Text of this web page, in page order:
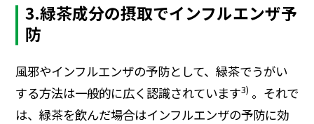
3.緑茶成分の摂取でインフルエンザ予
防
風邪やインフルエンザの予防として、緑茶でうがい
する方法は一般的に広く認識されています3) 。それで
は、緑茶を飲んだ場合はインフルエンザの予防に効